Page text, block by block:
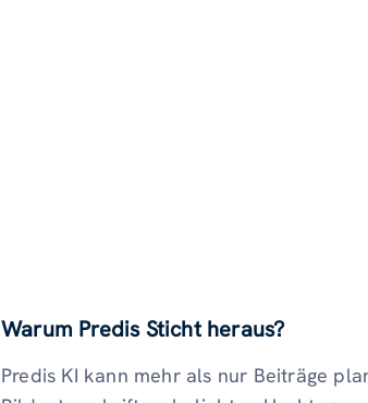
Warum Predis Sticht heraus?
Predis KI kann mehr als nur Beiträge